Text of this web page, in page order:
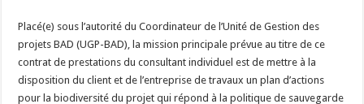
Placé(e) sous l’autorité du Coordinateur de l’Unité de Gestion des
projets BAD (UGP-BAD), la mission principale prévue au titre de ce
contrat de prestations du consultant individuel est de mettre à la
disposition du client et de l’entreprise de travaux un plan d’actions
pour la biodiversité du projet qui répond à la politique de sauvegarde